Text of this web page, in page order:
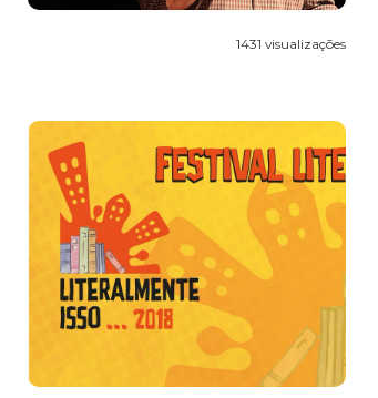
1431 visualizações